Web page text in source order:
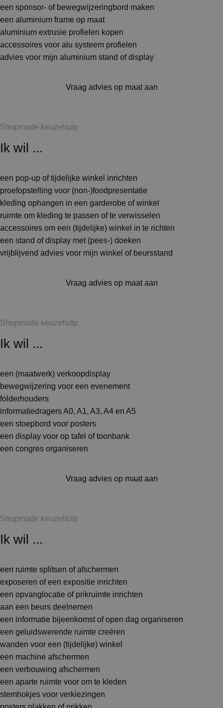
een sponsor- of bewegwijzeringbord maken
een aluminium frame op maat
aluminium extrusie profielen kopen
accessoires voor alu systeem profielen
advies voor mijn aluminium stand of display
Vraag advies op maat aan
Shopmade keuzehulp
Ik wil ...
een pop-up of tijdelijke winkel inrichten
proefopstelling voor (non-)foodpresentatie
kleding ophangen in een garderobe of winkel
ruimte om kleding te passen of te verwisselen
accessoires om een (tijdelijke) winkel in te richten
een stand of display met (pees-) doeken
vrijblijvend advies voor mijn winkel of beursstand
Vraag advies op maat aan
Shopmade keuzehulp
Ik wil ...
een (maatwerk) verkoopdisplay
bewegwijzering voor een evenement
folderhouders
informatiedragers A0, A1, A3, A4 en A5
een stoepbord voor posters
een display voor op tafel of toonbank
een congres organiseren
Vraag advies op maat aan
Shopmade keuzehulp
Ik wil ...
een ruimte splitsen of afschermen
exposeren of een expositie inrichten
een opvanglocatie of prikruimte inrichten
aan een beurs deelnemen
een informatie bijeenkomst of open dag organiseren
een geluidswerende ruimte creëren
wanden voor een (tijdelijke) winkel
een machine afschermen
een verbouwing afschermen
een aparte ruimte voor om te kleden
stemhokjes voor verkiezingen